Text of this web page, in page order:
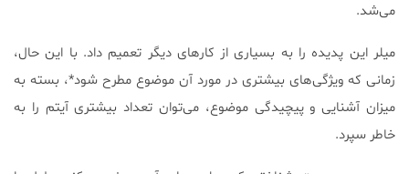
می‌شد.
میلر این پدیده را به بسیاری از کارهای دیگر تعمیم داد. با این حال،
زمانی که ویژگی‌های بیشتری در مورد آن موضوع مطرح شود*، بسته به
میزان آشنایی و پیچیدگی موضوع، می‌توان تعداد بیشتری آیتم را به
خاطر سپرد.